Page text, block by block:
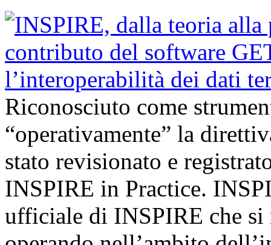
Riconosciuto come
“operativamente” la
stato revisionato e
INSPIRE in Practice.
ufficiale di INSPIRE che